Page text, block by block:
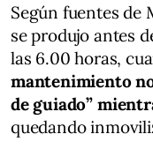
Según fuentes de
se produjo antes
las 6.00 horas,
mantenimiento
de guiado”
quedando